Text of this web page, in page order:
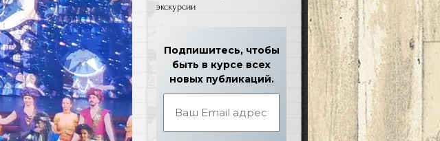
экскурсии
Подпишитесь, чтобы
быть в курсе всех
новых публикаций.